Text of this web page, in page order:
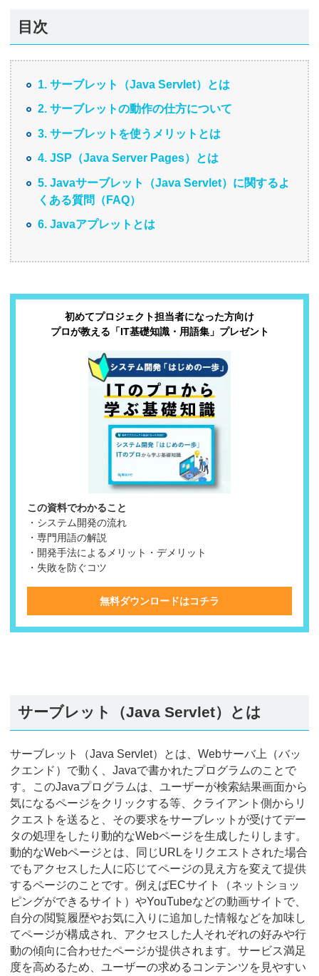
目次
1. サーブレット（Java Servlet）とは
2. サーブレットの動作の仕方について
3. サーブレットを使うメリットとは
4. JSP（Java Server Pages）とは
5. Javaサーブレット（Java Servlet）に関するよ
くある質問（FAQ）
6. Javaアプレットとは
初めてプロジェクト担当者になった方向け
プロが教える「IT基礎知識・用語集」プレゼント
この資料でわかること
・システム開発の流れ
・専門用語の解説
・開発手法によるメリット・デメリット
・失敗を防ぐコツ
無料ダウンロードはコチラ
サーブレット（Java Servlet）とは
サーブレット（Java Servlet）とは、Webサーバ上（バッ
クエンド）で動く、Javaで書かれたプログラムのことで
す。このJavaプログラムは、ユーザーが検索結果画面から
気になるページをクリックする等、クライアント側からリ
クエストを送ると、その要求をサーブレットが受けてデー
タの処理をしたり動的なWebページを生成したりします。
動的なWebページとは、同じURLをリクエストされた場合
でもアクセスした人に応じてページの見え方を変えて提供
するページのことです。例えばECサイト（ネットショッ
ピングができるサイト）やYouTubeなどの動画サイトで、
自分の閲覧履歴やお気に入りに追加した情報などを加味し
てページが構成され、アクセスした人それぞれの好みや行
動の傾向に合わせたページが提供されます。サービス満足
度を高めるため、ユーザーの求めるコンテンツを見やすい